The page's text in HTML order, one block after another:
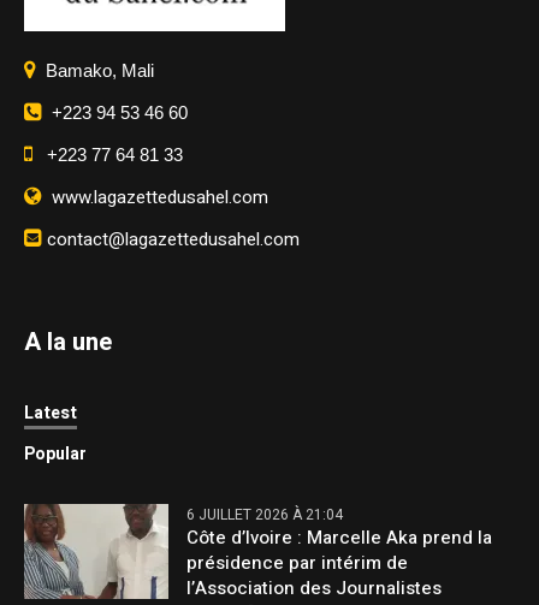
Bamako, Mali
+223 94 53 46 60
+223 77 64 81 33
www.lagazettedusahel.com
contact@lagazettedusahel.com
A la une
Latest
Popular
6 JUILLET 2026 À 21:04
Côte d’Ivoire : Marcelle Aka prend la
présidence par intérim de
l’Association des Journalistes